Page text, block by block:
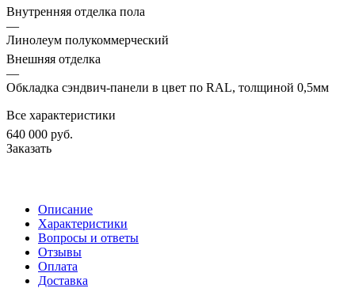
Внутренняя отделка пола
—
Линолеум полукоммерческий
Внешняя отделка
—
Обкладка сэндвич-панели в цвет по RAL, толщиной 0,5мм
Все характеристики
640 000 руб.
Заказать
Описание
Характеристики
Вопросы и ответы
Отзывы
Оплата
Доставка